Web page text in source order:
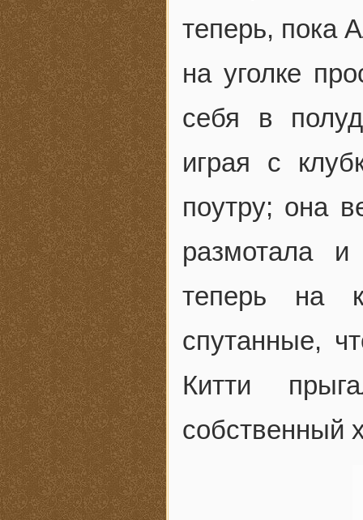
теперь, пока
на уголке
себя в
играя с
поутру; она
размотала
теперь на
спутанные,
Китти
собственный